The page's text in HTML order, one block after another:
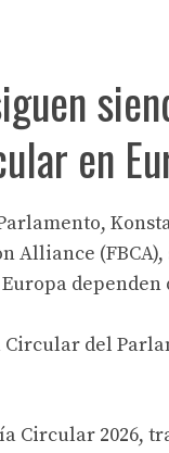
en
Alliance
dependen
del
Circular 2026,